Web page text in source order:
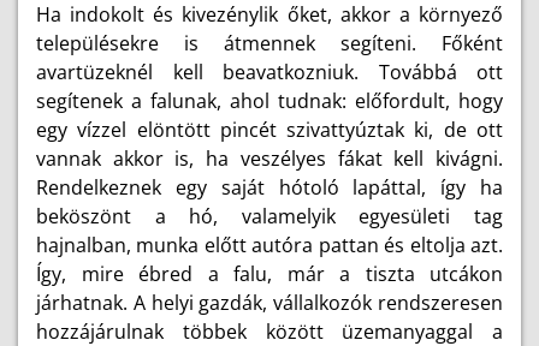
Ha indokolt és kivezénylik őket, akkor a környező
településekre is átmennek segíteni. Főként
avartüzeknél kell beavatkozniuk. Továbbá ott
segítenek a falunak, ahol tudnak: előfordult, hogy
egy vízzel elöntött pincét szivattyúztak ki, de ott
vannak akkor is, ha veszélyes fákat kell kivágni.
Rendelkeznek egy saját hótoló lapáttal, így ha
beköszönt a hó, valamelyik egyesületi tag
hajnalban, munka előtt autóra pattan és eltolja azt.
Így, mire ébred a falu, már a tiszta utcákon
járhatnak. A helyi gazdák, vállalkozók rendszeresen
hozzájárulnak többek között üzemanyaggal a